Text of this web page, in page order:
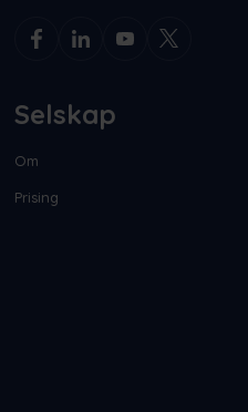
Selskap
Om
Prising